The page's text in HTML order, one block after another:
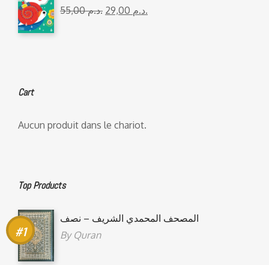
55,00
د.م. 29,00 د.م.
Cart
Aucun produit dans le chariot.
Top Products
المصحف المحمدي الشريف – نصف
By Quran